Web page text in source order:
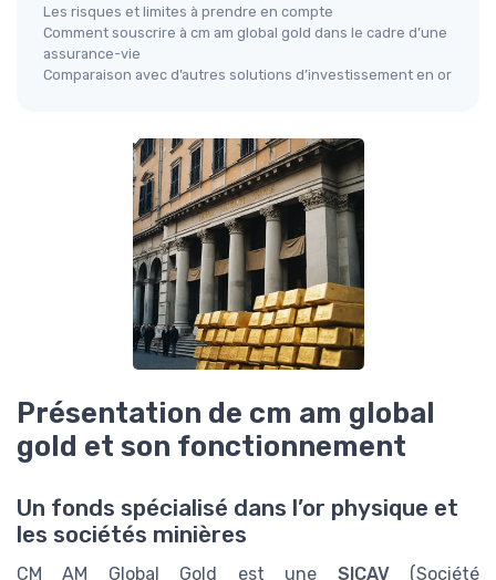
Les risques et limites à prendre en compte
Comment souscrire à cm am global gold dans le cadre d’une
assurance-vie
Comparaison avec d’autres solutions d’investissement en or
Présentation de cm am global
gold et son fonctionnement
Un fonds spécialisé dans l’or physique et
les sociétés minières
CM AM Global Gold est une SICAV(Société